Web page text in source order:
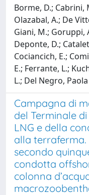
Borme, D.; Cabrini,
Olazabal, A.; De
Giani, M.; Goruppi,
Deponte, D.;
Cociancich, E.;
E.; Ferrante, L.;
L.; Del Negro, Paola
Campagna di
del Terminale
LNG e della
alla terraferma.
secondo
condotta
colonna